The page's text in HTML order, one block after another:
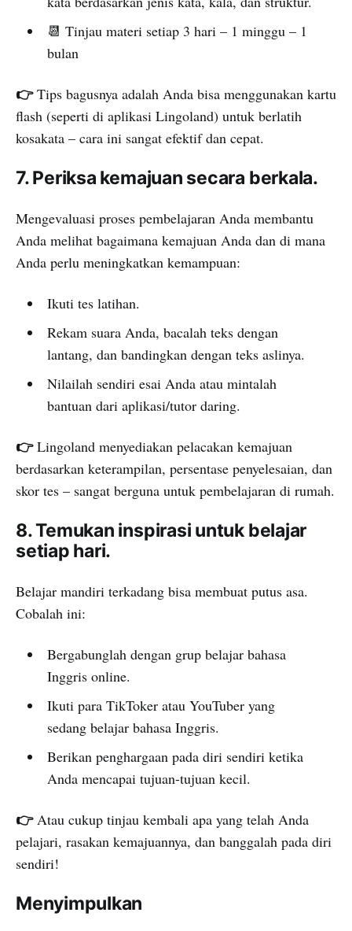
📆 Tinjau materi setiap 3 hari – 1 minggu – 1
bulan
👉Tips bagusnya adalah Anda bisa menggunakan kartu
flash (seperti di aplikasi Lingoland) untuk berlatih
kosakata – cara ini sangat efektif dan cepat.
7. Periksa kemajuan secara berkala.
Mengevaluasi proses pembelajaran Anda membantu
Anda melihat bagaimana kemajuan Anda dan di mana
Anda perlu meningkatkan kemampuan:
Ikuti tes latihan.
Rekam suara Anda, bacalah teks dengan
lantang, dan bandingkan dengan teks aslinya.
Nilailah sendiri esai Anda atau mintalah
bantuan dari aplikasi/tutor daring.
👉Lingoland menyediakan pelacakan kemajuan
berdasarkan keterampilan, persentase penyelesaian, dan
skor tes – sangat berguna untuk pembelajaran di rumah.
8. Temukan inspirasi untuk belajar
setiap hari.
Belajar mandiri terkadang bisa membuat putus asa.
Cobalah ini:
Bergabunglah dengan grup belajar bahasa
Inggris online.
Ikuti para TikToker atau YouTuber yang
sedang belajar bahasa Inggris.
Berikan penghargaan pada diri sendiri ketika
Anda mencapai tujuan-tujuan kecil.
👉Atau cukup tinjau kembali apa yang telah Anda
pelajari, rasakan kemajuannya, dan banggalah pada diri
sendiri!
Menyimpulkan